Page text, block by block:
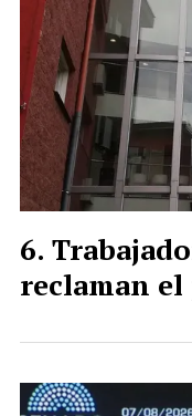
reclaman